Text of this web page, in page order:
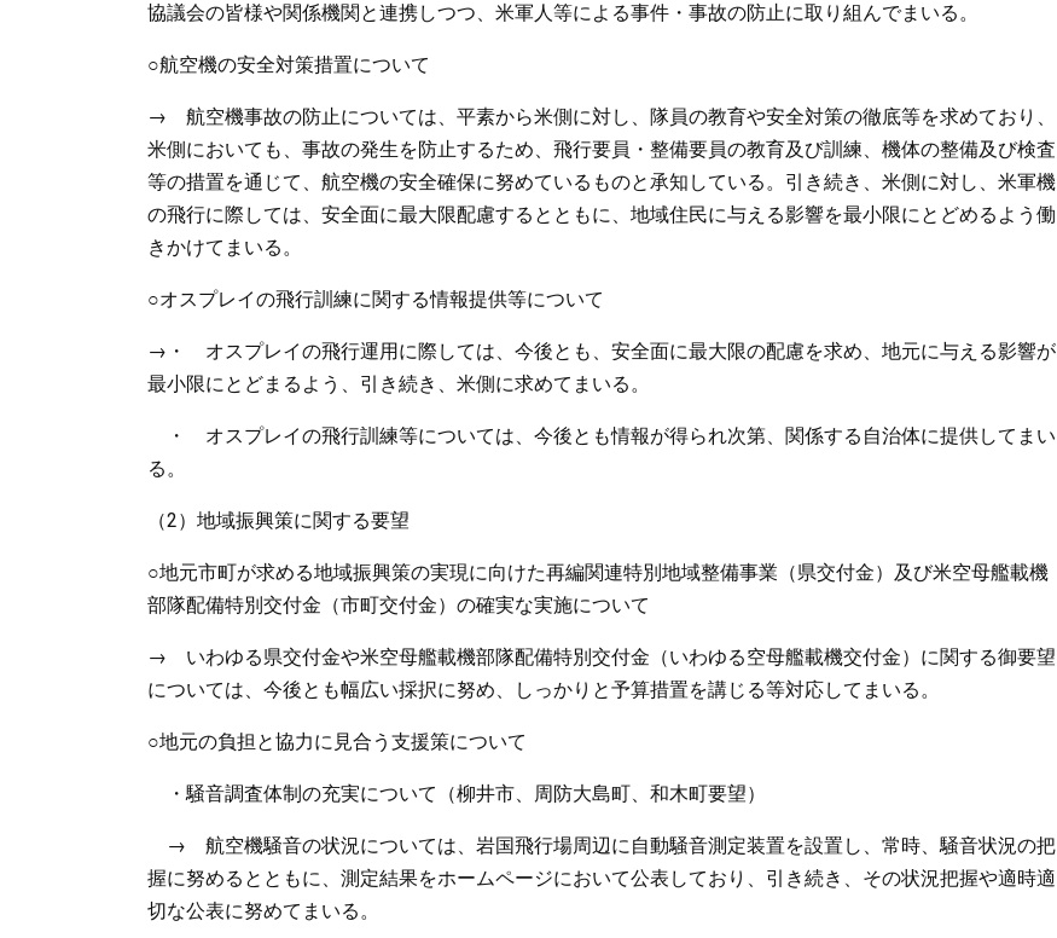
協議会の皆様や関係機関と連携しつつ、米軍人等による事件・事故の防止に取り組んでまいる。
○航空機の安全対策措置について
→ 航空機事故の防止については、平素から米側に対し、隊員の教育や安全対策の徹底等を求めており、
米側においても、事故の発生を防止するため、飛行要員・整備要員の教育及び訓練、機体の整備及び検査
等の措置を通じて、航空機の安全確保に努めているものと承知している。引き続き、米側に対し、米軍機
の飛行に際しては、安全面に最大限配慮するとともに、地域住民に与える影響を最小限にとどめるよう働
きかけてまいる。
○オスプレイの飛行訓練に関する情報提供等について
→・ オスプレイの飛行運用に際しては、今後とも、安全面に最大限の配慮を求め、地元に与える影響が
最小限にとどまるよう、引き続き、米側に求めてまいる。
・ オスプレイの飛行訓練等については、今後とも情報が得られ次第、関係する自治体に提供してまい
る。
（2）地域振興策に関する要望
○地元市町が求める地域振興策の実現に向けた再編関連特別地域整備事業（県交付金）及び米空母艦載機
部隊配備特別交付金（市町交付金）の確実な実施について
→ いわゆる県交付金や米空母艦載機部隊配備特別交付金（いわゆる空母艦載機交付金）に関する御要望
については、今後とも幅広い採択に努め、しっかりと予算措置を講じる等対応してまいる。
○地元の負担と協力に見合う支援策について
・騒音調査体制の充実について（柳井市、周防大島町、和木町要望）
→ 航空機騒音の状況については、岩国飛行場周辺に自動騒音測定装置を設置し、常時、騒音状況の把
握に努めるとともに、測定結果をホームページにおいて公表しており、引き続き、その状況把握や適時適
切な公表に努めてまいる。